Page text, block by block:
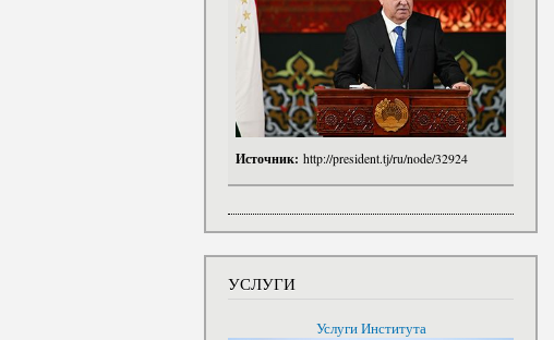
Источник: http://president.tj/ru/node/32924
УСЛУГИ
Услуги Института